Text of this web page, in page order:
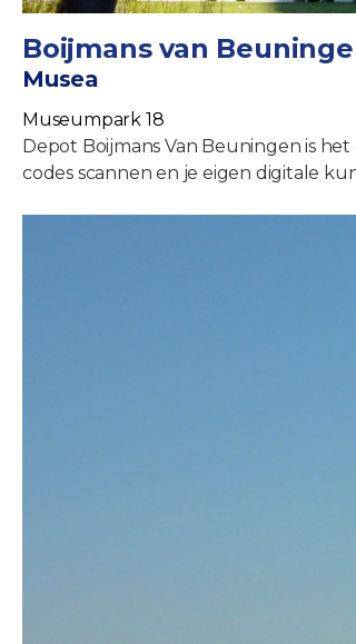
Boijmans van
Musea
Museumpark 18
Depot Boijmans Van Beuningen is
codes scannen en je eigen digitale